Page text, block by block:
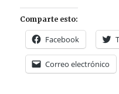
Comparte esto:
Facebook
Correo electrónico